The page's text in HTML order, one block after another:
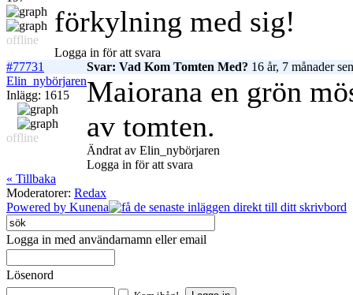
offline
förkylning med sig!
Logga in för att svara
#77731
Svar: Vad Kom Tomten Med? 16 år, 7 månader sen
Elin_nybörjaren
Inlägg: 1615
offline
Maiorana en grön
av tomten.
Ändrat av Elin_nybörjaren
Logga in för att svara
« Tillbaka
Moderatorer: Redax
Powered by Kunena
Logga in med användarnamn eller email
Lösenord